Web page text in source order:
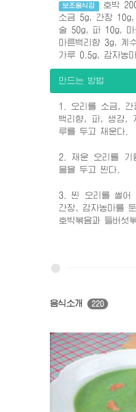
보조음식감
호박
소금 5g, 간장
술 50g, 파 10g,
마른백리향 3g, 계
가루 0.5g, 감자농
만드는 방법
1. 오리를 소금, 간
백리향, 파, 생강,
루를 두고 재운다.
2. 재운 오리를 기
물을 두고 찐다.
3. 찐 오리를 썰어
간장, 감자농마를
호박볶음과 들버섯
음식소개 220